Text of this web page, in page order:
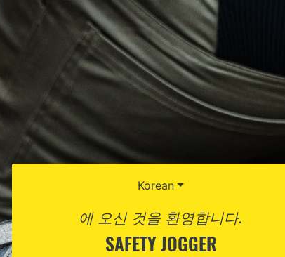
Korean
에 오신 것을 환영합니다.
SAFETY JOGGER